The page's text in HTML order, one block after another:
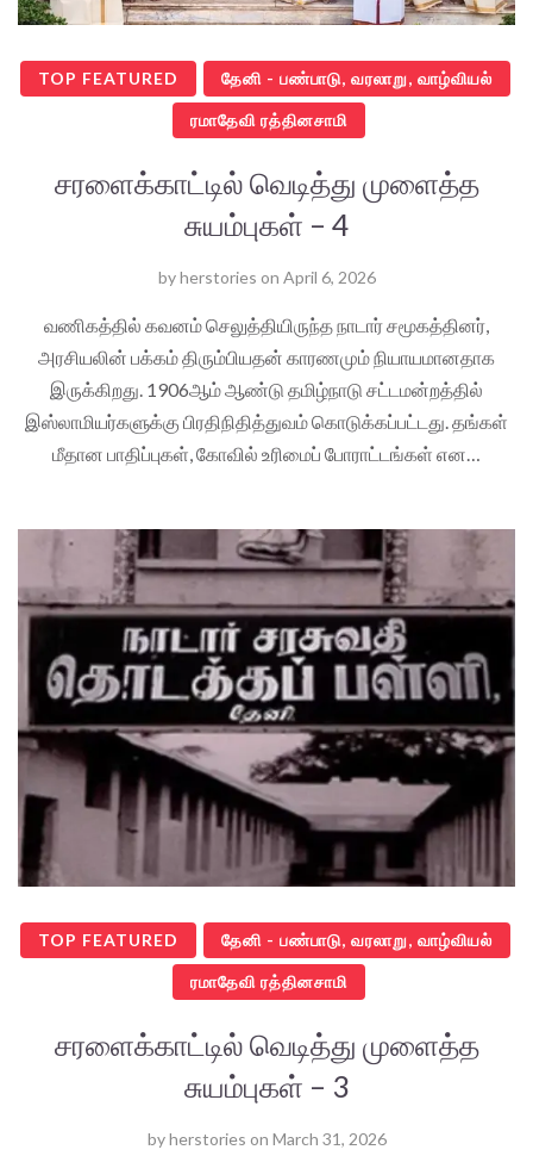
TOP FEATURED தேனி - பண்பாடு, வரலாறு, வாழ்வியல்
ரமாதேவி ரத்தினசாமி
சரளைக்காட்டில் வெடித்து முளைத்த
சுயம்புகள் – 4
byherstories on April 6, 2026
வணிகத்தில் கவனம் செலுத்தியிருந்த நாடார் சமூகத்தினர்,
அரசியலின் பக்கம் திரும்பியதன் காரணமும் நியாயமானதாக
இருக்கிறது. 1906ஆம் ஆண்டு தமிழ்நாடு சட்டமன்றத்தில்
இஸ்லாமியர்களுக்கு பிரதிநிதித்துவம் கொடுக்கப்பட்டது. தங்கள்
மீதான பாதிப்புகள், கோவில் உரிமைப் போராட்டங்கள் என…
TOP FEATURED தேனி - பண்பாடு, வரலாறு, வாழ்வியல்
ரமாதேவி ரத்தினசாமி
சரளைக்காட்டில் வெடித்து முளைத்த
சுயம்புகள் – 3
byherstories on March 31, 2026